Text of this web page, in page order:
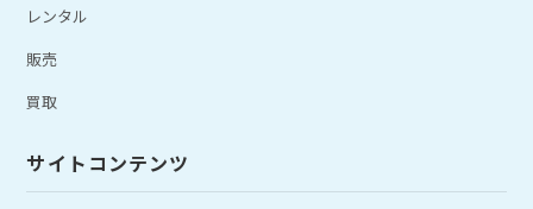
レンタル
販売
買取
サイトコンテンツ